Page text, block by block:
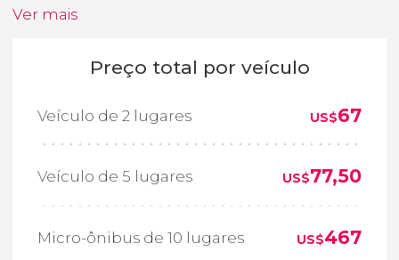
Ver mais
Preço total por veículo
Veículo de 2 lugares US$67
Veículo de 5 lugares US$77,50
Micro-ônibus de 10 lugares US$467